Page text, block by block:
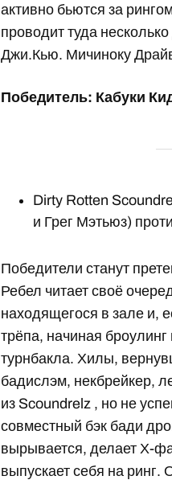
активно бьются за
проводит туда
Джи.Кью. Мичиноку
Победитель: Кабуки
Dirty Rotten
и Грег Мэтьюз)
Победители станут
Ребел читает своё
находящегося в зале и,
трёпа, начиная
турнбакла. Хилы,
бадислэм, некбрейкер,
из Scoundrelz , но не
совместный бэк бади
вырывается, делает Х-
выпускает себя на ринг.